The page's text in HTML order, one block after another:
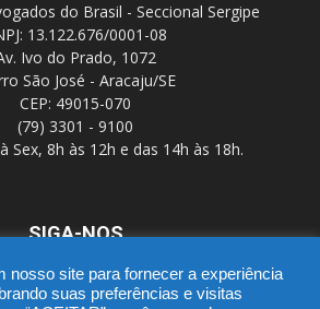
do Brasil - Seccional Sergipe
13.122.676/0001-08
Ivo do Prado, 1072
São José - Aracaju/SE
CEP: 49015-070
(79) 3301 - 9100
Sex, 8h às 12h e das 14h às 18h.
SIGA-NOS
nosso site para fornecer a experiência
suas preferências e visitas